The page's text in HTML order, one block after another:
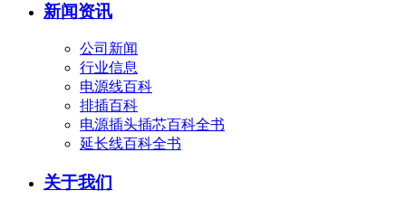
新闻资讯
公司新闻
行业信息
电源线百科
排插百科
电源插头插芯百科全书
延长线百科全书
关于我们